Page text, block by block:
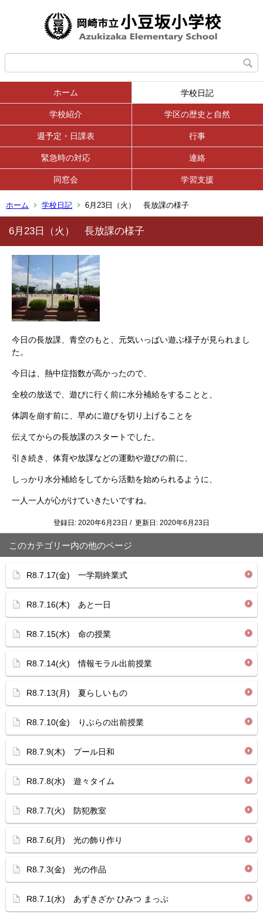
ホーム 学校日記
学校紹介 学区の歴史と自然
週予定・日課表 行事
緊急時の対応 連絡
同窓会 学習支援
ホーム 学校日記 6月23日（火） 長放課の様子
6月23日（火） 長放課の様子
今日の長放課、青空のもと、元気いっぱい遊ぶ様子が見られまし
た。
今日は、熱中症指数が高かったので、
全校の放送で、遊びに行く前に水分補給をすることと、
体調を崩す前に、早めに遊びを切り上げることを
伝えてからの長放課のスタートでした。
引き続き、体育や放課などの運動や遊びの前に、
しっかり水分補給をしてから活動を始められるように、
一人一人が心がけていきたいですね。
登録日: 2020年6月23日 / 更新日: 2020年6月23日
このカテゴリー内の他のページ
R8.7.17(金) 一学期終業式
R8.7.16(木) あと一日
R8.7.15(水) 命の授業
R8.7.14(火) 情報モラル出前授業
R8.7.13(月) 夏らしいもの
R8.7.10(金) りぶらの出前授業
R8.7.9(木) プール日和
R8.7.8(水) 遊々タイム
R8.7.7(火) 防犯教室
R8.7.6(月) 光の飾り作り
R8.7.3(金) 光の作品
R8.7.1(水) あずきざか ひみつ まっぷ